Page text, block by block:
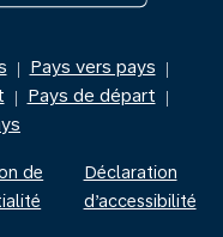
| Pays vers pays |
| Pays de départ |
de
Déclaration
d’accessibilité